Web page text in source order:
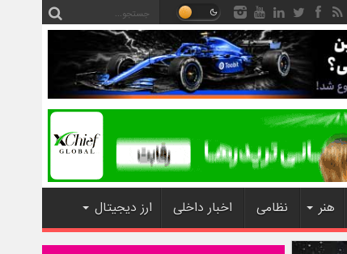
هنر نظامی اخبار داخلی ارز دیجیتال